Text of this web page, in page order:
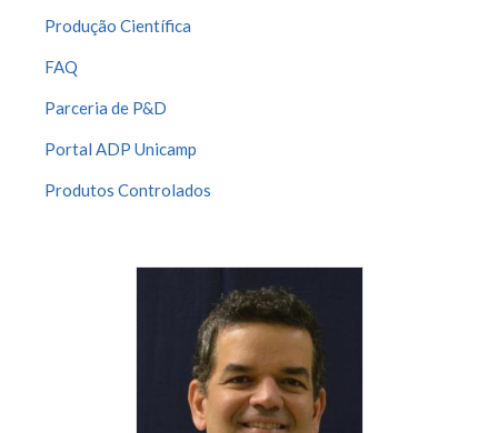
Produção Científica
FAQ
Parceria de P&D
Portal ADP Unicamp
Produtos Controlados